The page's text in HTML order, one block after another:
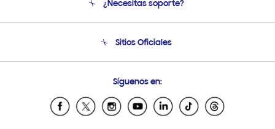
Soporte
Condiciones de Compra
¿Necesitas soporte?
Soporte vía eMail
Sitios Oficiales
Samsung Ecuador
Samsung El Salvador
Síguenos en: